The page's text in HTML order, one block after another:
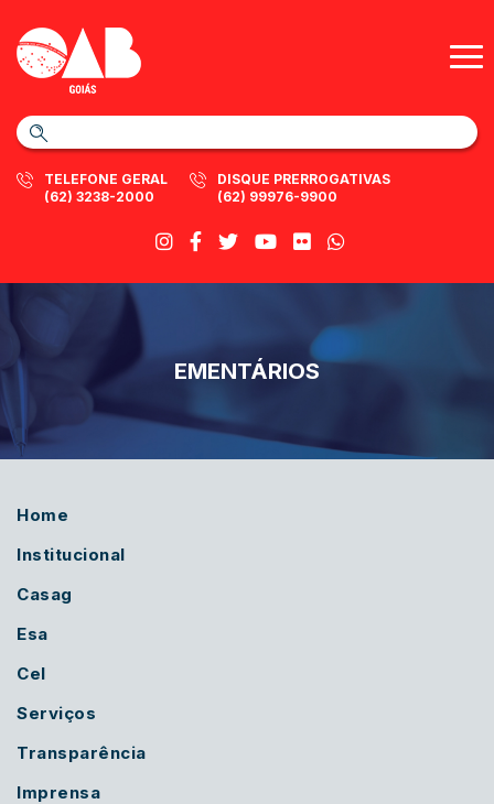
TELEFONE GERAL
(62) 3238-2000
DISQUE PRERROGATIVAS
(62) 99976-9900
EMENTÁRIOS
Home
Institucional
Casag
Esa
Cel
Serviços
Transparência
Imprensa